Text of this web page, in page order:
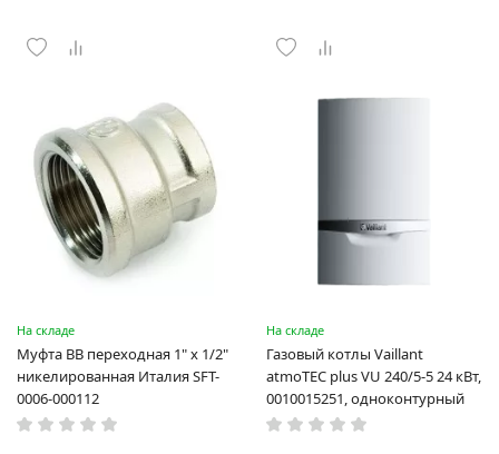
На складе
Муфта ВВ переходная 1" x 1/2"
никелированная Италия SFT-
0006-000112
На складе
Газовый котлы Vaillant
atmoTEC plus VU 240/5-5 24 кВт,
0010015251, одноконтурный